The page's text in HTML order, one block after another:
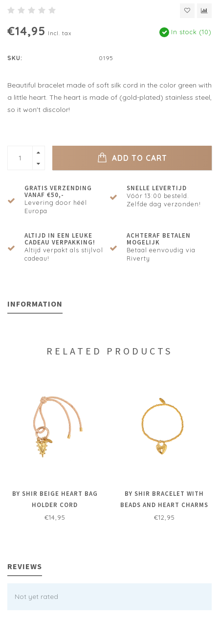
€14,95 Incl. tax In stock (10)
SKU: 0195
Beautiful bracelet made of soft silk cord in the color green with
a little heart. The heart is made of (gold-plated) stainless steel,
so it won't discolor!
ADD TO CART
GRATIS VERZENDING
VANAF €50,-
Levering door héél
Europa
SNELLE LEVERTIJD
Vóór 13:00 besteld.
Zelfde dag verzonden!
ALTIJD IN EEN LEUKE
CADEAU VERPAKKING!
Altijd verpakt als stijlvol
cadeau!
ACHTERAF BETALEN
MOGELIJK
Betaal eenvoudig via
Riverty
INFORMATION
RELATED PRODUCTS
BY SHIR BEIGE HEART BAG
HOLDER CORD
€14,95
BY SHIR BRACELET WITH
BEADS AND HEART CHARMS
€12,95
REVIEWS
Not yet rated